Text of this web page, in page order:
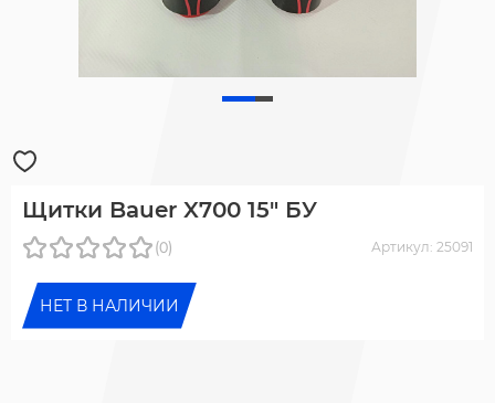
Щитки Bauer X700 15" БУ
(0) Артикул: 25091
НЕТ В НАЛИЧИИ